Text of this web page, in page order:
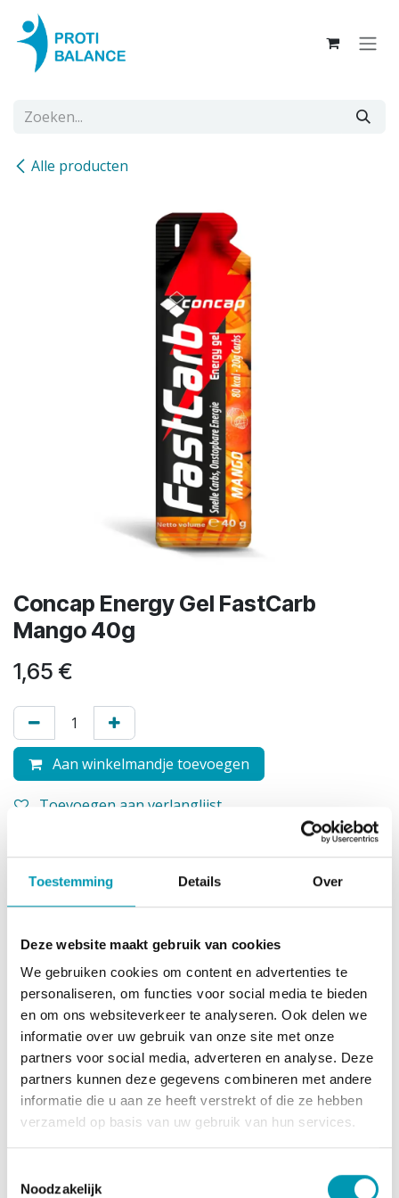
Toestemming Details Over
Deze website maakt gebruik van cookies
We gebruiken cookies om content en advertenties te
personaliseren, om functies voor social media te bieden
en om ons websiteverkeer te analyseren. Ook delen we
informatie over uw gebruik van onze site met onze
partners voor social media, adverteren en analyse. Deze
partners kunnen deze gegevens combineren met andere
informatie die u aan ze heeft verstrekt of die ze hebben
verzameld op basis van uw gebruik van hun services.
Noodzakelijk
Overslaan naar inhoud
Alle producten
Concap Energy Gel FastCarb
Mango 40g
1,65 €
Aan winkelmandje toevoegen
Toevoegen aan verlanglijst
Concap Energy Gel FastCarb Mango is een 40g gel die
20g koolhydraten bevat. Ideaal om jou van voldoende
energie te voorzien tijdens de inspanning.
Gebruiksaanwijzing
Neem 1 gel (40g/32ml) per 40min. Voor of tijdens
inspanning. Bij voorkeur innemen met water. Maximaal
3 tot 5 gels per dag, afhankelijk van de inspanning.
Ingrediënten
Glucose-fructosestroop, water, natriumcitraat,
geleermiddel: pectine, zuurteregelaars: citroenzuur,